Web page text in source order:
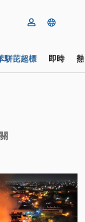
駢芘超標 即時